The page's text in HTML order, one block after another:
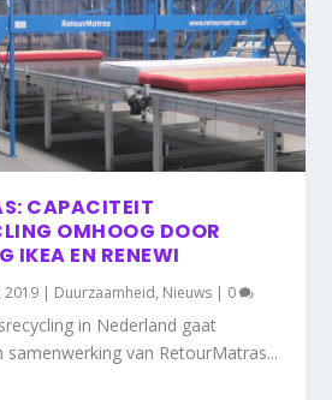
CAPACITEIT
OMHOOG DOOR
IKEA EN RENEWI
2019 | Duurzaamheid, Nieuws | 0
in Nederland gaat
van RetourMatras...